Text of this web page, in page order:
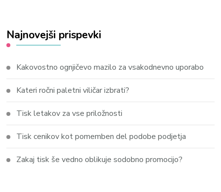
Najnovejši prispevki
Kakovostno ognjičevo mazilo za vsakodnevno uporabo
Kateri ročni paletni viličar izbrati?
Tisk letakov za vse priložnosti
Tisk cenikov kot pomemben del podobe podjetja
Zakaj tisk še vedno oblikuje sodobno promocijo?